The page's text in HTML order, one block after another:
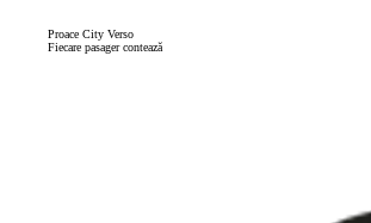
Proace City Verso
Fiecare pasager contează